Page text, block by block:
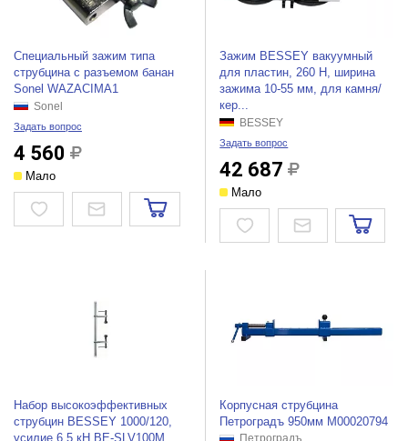
Специальный зажим типа
струбцина с разъемом банан
Sonel WAZACIMA1
Sonel
Задать вопрос
4 560
Мало
Зажим BESSEY вакуумный
для пластин, 260 Н, ширина
зажима 10-55 мм, для камня/
кер...
BESSEY
Задать вопрос
42 687
Мало
Набор высокоэффективных
струбцин BESSEY 1000/120,
усилие 6.5 кН BE-SLV100M
Корпусная струбцина
Петроградъ 950мм М00020794
Петроградъ